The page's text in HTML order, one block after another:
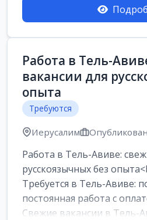
Работа в Тель-
вакансии для
опыта
Требуются
Иерусалим
Работа в Тель-Авиве:
русскоязычных без
Требуется в Тель-Авиве:
постоянная работа с
Свежие вакансии в Тель-